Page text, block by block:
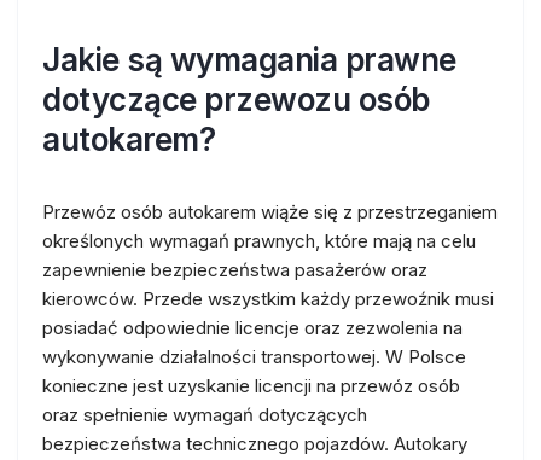
Jakie są wymagania prawne
dotyczące przewozu osób
autokarem?
Przewóz osób autokarem wiąże się z przestrzeganiem
określonych wymagań prawnych, które mają na celu
zapewnienie bezpieczeństwa pasażerów oraz
kierowców. Przede wszystkim każdy przewoźnik musi
posiadać odpowiednie licencje oraz zezwolenia na
wykonywanie działalności transportowej. W Polsce
konieczne jest uzyskanie licencji na przewóz osób
oraz spełnienie wymagań dotyczących
bezpieczeństwa technicznego pojazdów. Autokary